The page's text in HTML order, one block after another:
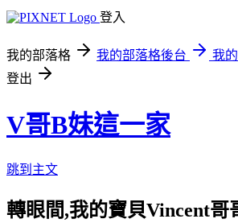
登入
我的部落格 我的部落格後台
我
登出
V哥B妹這一家
跳到主文
轉眼間,我的寶貝Vincent